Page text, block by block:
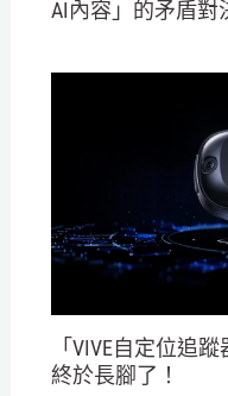
AI內容」的矛盾對
「VIVE自定位追
終於長腳了！